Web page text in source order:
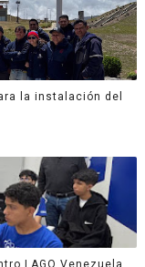
la instalación del
LAGO Venezuela,